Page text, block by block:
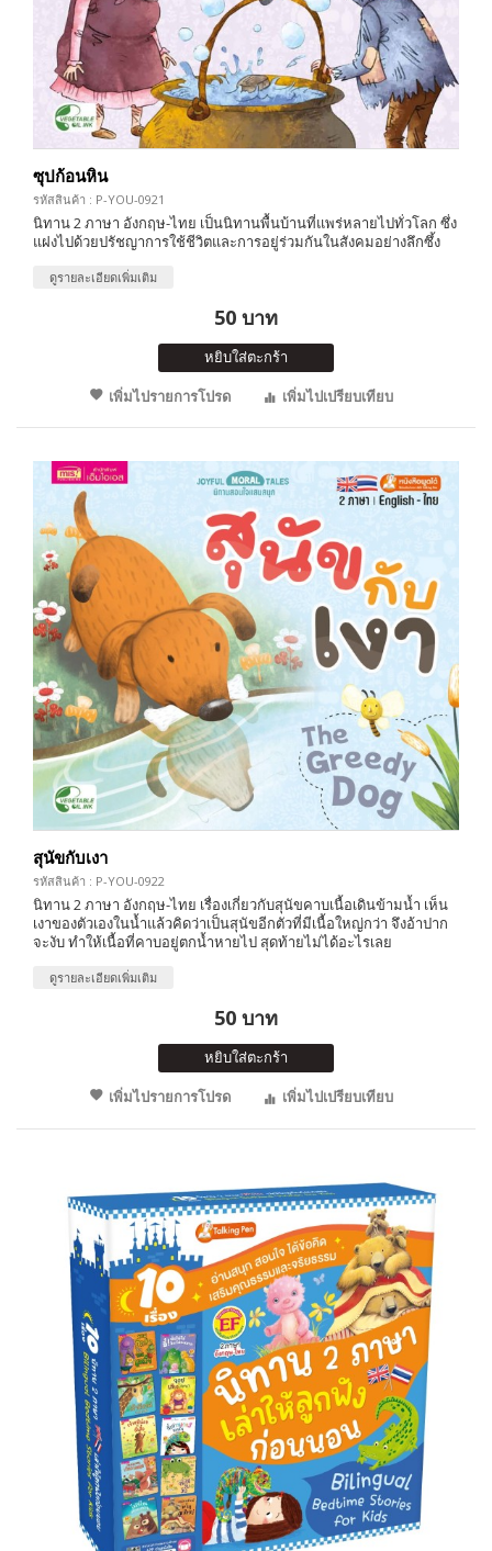
ซุปก้อนหิน
รหัสสินค้า : P-YOU-0921
นิทาน 2 ภาษา อังกฤษ-ไทย เป็นนิทานพื้นบ้านที่แพร่หลายไปทั่วโลก ซึ่ง
แฝงไปด้วยปรัชญาการใช้ชีวิตและการอยู่ร่วมกันในสังคมอย่างลึกซึ้ง
ดูรายละเอียดเพิ่มเติม
50 บาท
หยิบใส่ตะกร้า
เพิ่มไปรายการโปรด
เพิ่มไปเปรียบเทียบ
สุนัขกับเงา
รหัสสินค้า : P-YOU-0922
นิทาน 2 ภาษา อังกฤษ-ไทย เรื่องเกี่ยวกับสุนัขคาบเนื้อเดินข้ามน้ำ เห็น
เงาของตัวเองในน้ำแล้วคิดว่าเป็นสุนัขอีกตัวที่มีเนื้อใหญ่กว่า จึงอ้าปาก
จะงับ ทำให้เนื้อที่คาบอยู่ตกน้ำหายไป สุดท้ายไม่ได้อะไรเลย
ดูรายละเอียดเพิ่มเติม
50 บาท
หยิบใส่ตะกร้า
เพิ่มไปรายการโปรด
เพิ่มไปเปรียบเทียบ